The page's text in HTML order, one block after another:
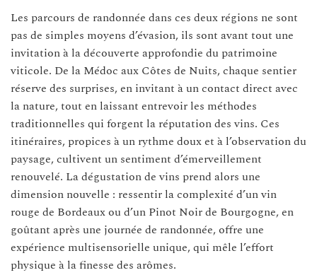
Les parcours de randonnée dans ces deux régions ne sont
pas de simples moyens d’évasion, ils sont avant tout une
invitation à la découverte approfondie du patrimoine
viticole. De la Médoc aux Côtes de Nuits, chaque sentier
réserve des surprises, en invitant à un contact direct avec
la nature, tout en laissant entrevoir les méthodes
traditionnelles qui forgent la réputation des vins. Ces
itinéraires, propices à un rythme doux et à l’observation du
paysage, cultivent un sentiment d’émerveillement
renouvelé. La dégustation de vins prend alors une
dimension nouvelle : ressentir la complexité d’un vin
rouge de Bordeaux ou d’un Pinot Noir de Bourgogne, en
goûtant après une journée de randonnée, offre une
expérience multisensorielle unique, qui mêle l’effort
physique à la finesse des arômes.